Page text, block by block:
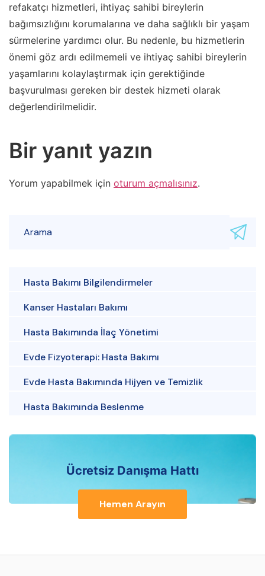
refakatçı hizmetleri, ihtiyaç sahibi bireylerin
bağımsızlığını korumalarına ve daha sağlıklı bir yaşam
sürmelerine yardımcı olur. Bu nedenle, bu hizmetlerin
önemi göz ardı edilmemeli ve ihtiyaç sahibi bireylerin
yaşamlarını kolaylaştırmak için gerektiğinde
başvurulması gereken bir destek hizmeti olarak
değerlendirilmelidir.
Bir yanıt yazın
Yorum yapabilmek için oturum açmalısınız.
Hasta Bakımı Bilgilendirmeler
Kanser Hastaları Bakımı
Hasta Bakımında İlaç Yönetimi
Evde Fizyoterapi: Hasta Bakımı
Evde Hasta Bakımında Hijyen ve Temizlik
Hasta Bakımında Beslenme
Ücretsiz Danışma Hattı
Hemen Arayın